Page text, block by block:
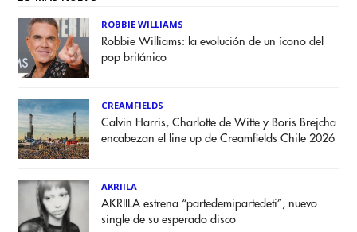
ROBBIE WILLIAMS
Robbie Williams: la evolución de un ícono del
pop británico
CREAMFIELDS
Calvin Harris, Charlotte de Witte y Boris Brejcha
encabezan el line up de Creamfields Chile 2026
AKRIILA
AKRIILA estrena “partedemipartedeti”, nuevo
single de su esperado disco